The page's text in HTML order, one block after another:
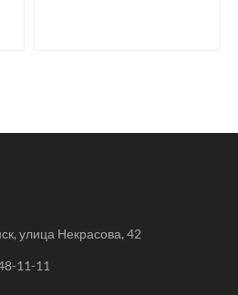
улица Некрасова, 42
11-11